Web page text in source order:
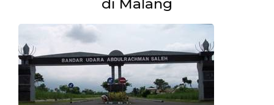
di Malang